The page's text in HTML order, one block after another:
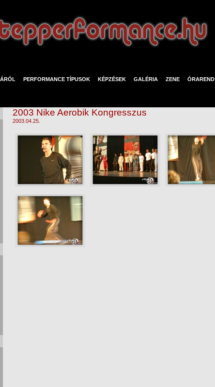
PERFORMANCE TÍPUSOK KÉPZÉSEK GALÉRIA ZENE ÓRAREND
2003 Nike Aerobik Kongresszus
2003.04.25.